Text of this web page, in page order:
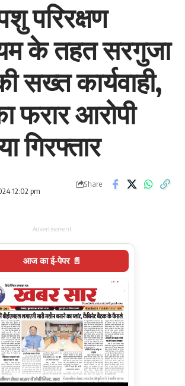
परिरक्षण
के तहत सरगुजा
सख्त कार्यवाही,
फरार आरोपी
गिरफ्तार
12:02 pm
Share
Advertisement
आज का ई-पेपर 📄